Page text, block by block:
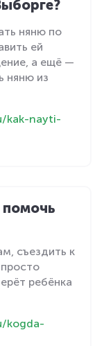
няню по
ей
а ещё —
няню из
kak-nayti-
помочь
съездить к
ребёнка
kogda-